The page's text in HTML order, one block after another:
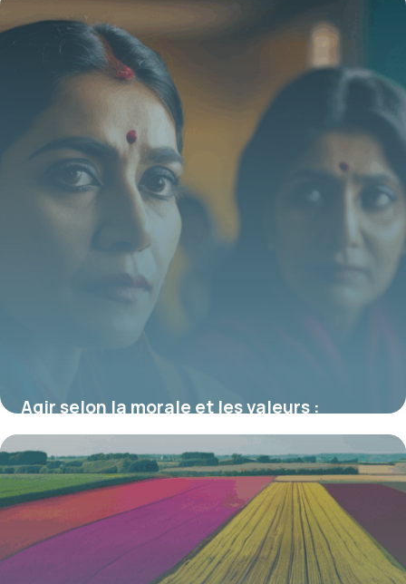
restaurants mythique née d’un film culte
19 juin 2026
Agir selon la morale et les valeurs :
repères et enjeux dans la société actuelle
19 juin 2026